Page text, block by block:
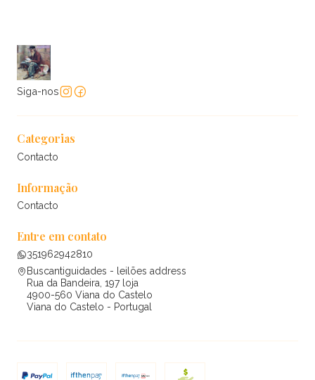
Siga-nos
Categorias
Contacto
Informação
Contacto
Entre em contato
351962942810
Buscantiguidades - leilões address
Rua da Bandeira, 197 loja
4900-560 Viana do Castelo
Viana do Castelo - Portugal